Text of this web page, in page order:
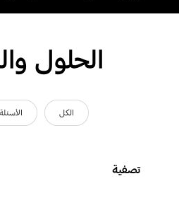
الحلول
الكل
تصفية